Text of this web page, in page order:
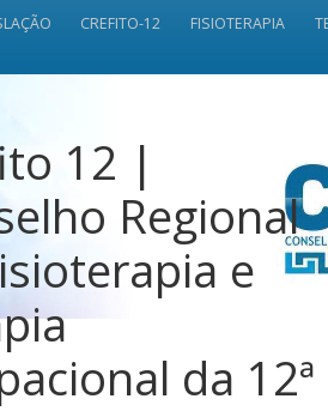
CREFITO-12 FISIOTERAPIA
12 |
Regional
e
da 12ª